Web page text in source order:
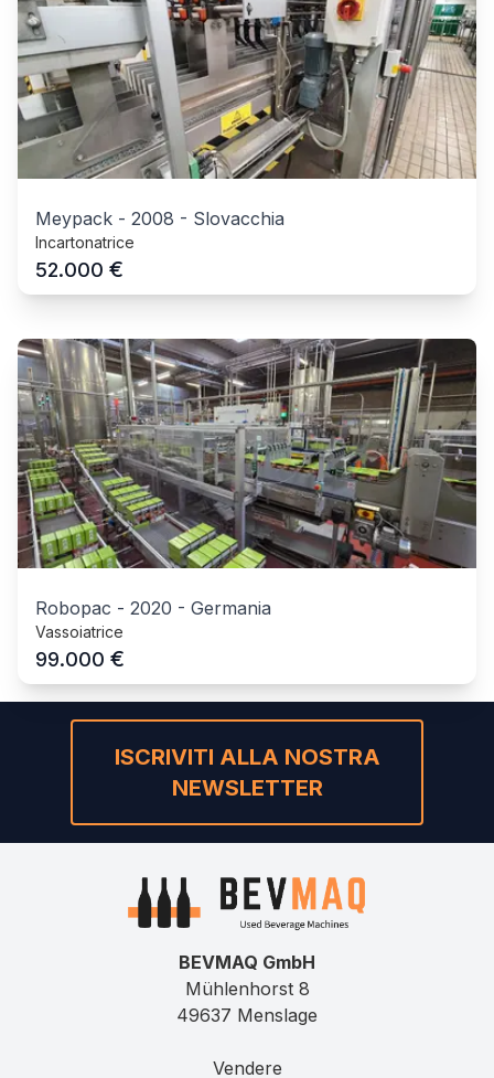
Meypack - 2008 - Slovacchia
Incartonatrice
52.000 €
Robopac - 2020 - Germania
Vassoiatrice
99.000 €
ISCRIVITI ALLA NOSTRA
NEWSLETTER
BEVMAQ GmbH
Mühlenhorst 8
49637 Menslage
Vendere